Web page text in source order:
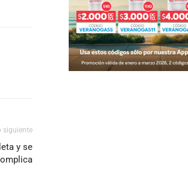
siguiente
y se